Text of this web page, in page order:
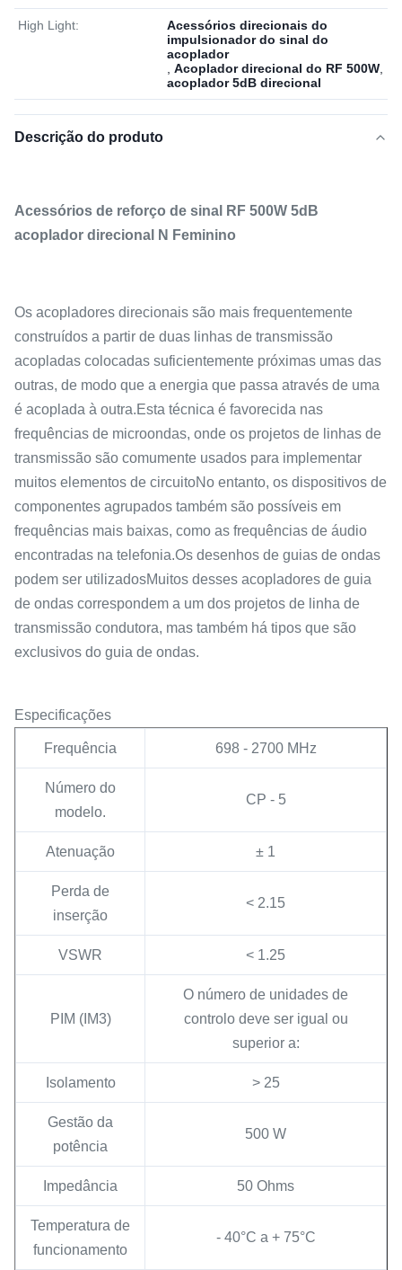
High Light:
Acessórios direcionais do
impulsionador do sinal do
acoplador
Acoplador direcional do RF 500W
acoplador 5dB direcional
Descrição do produto
Acessórios de reforço de sinal RF 500W 5dB
acoplador direcional N Feminino
Os acopladores direcionais são mais frequentemente
construídos a partir de duas linhas de transmissão
acopladas colocadas suficientemente próximas umas das
outras, de modo que a energia que passa através de uma
é acoplada à outra.Esta técnica é favorecida nas
frequências de microondas, onde os projetos de linhas de
transmissão são comumente usados para implementar
muitos elementos de circuitoNo entanto, os dispositivos de
componentes agrupados também são possíveis em
frequências mais baixas, como as frequências de áudio
encontradas na telefonia.Os desenhos de guias de ondas
podem ser utilizadosMuitos desses acopladores de guia
de ondas correspondem a um dos projetos de linha de
transmissão condutora, mas também há tipos que são
exclusivos do guia de ondas.
Especificações
Frequência 698 - 2700 MHz
Número do
modelo.
CP - 5
Atenuação ± 1
Perda de
inserção
< 2.15
VSWR < 1.25
PIM (IM3)
O número de unidades de
controlo deve ser igual ou
superior a:
Isolamento > 25
Gestão da
potência
500 W
Impedância 50 Ohms
Temperatura de
funcionamento
- 40°C a + 75°C